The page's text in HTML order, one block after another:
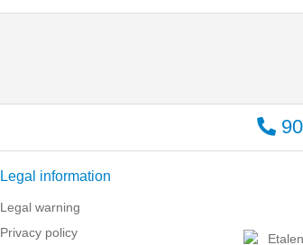
Legal information
Legal warning
Privacy policy